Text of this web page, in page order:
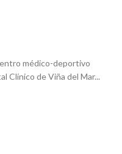
médico-deportivo
Clínico de Viña del Mar...